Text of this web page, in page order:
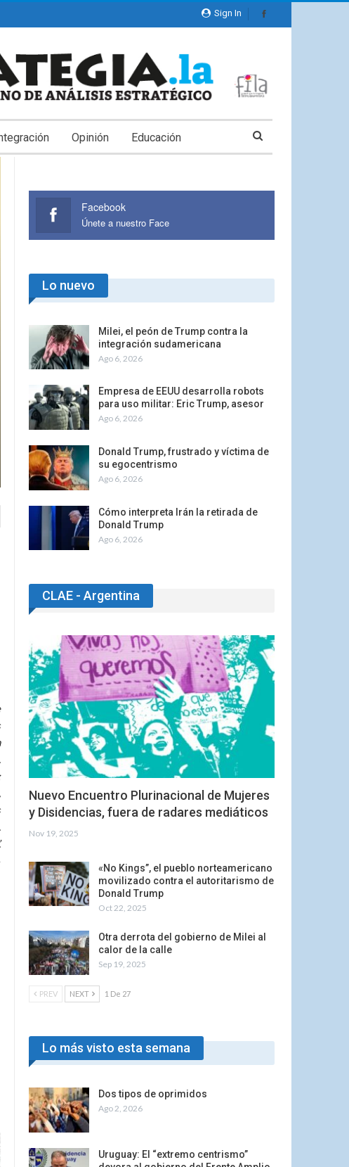
Sign In
Opinión Educación
Facebook
Únete a nuestro Face
Lo nuevo
Milei, el peón de Trump contra la
integración sudamericana
Ago 6, 2026
Empresa de EEUU desarrolla robots
para uso militar: Eric Trump, asesor
Ago 6, 2026
Donald Trump, frustrado y víctima de
su egocentrismo
Ago 6, 2026
Cómo interpreta Irán la retirada de
Donald Trump
Ago 6, 2026
CLAE - Argentina
Nuevo Encuentro Plurinacional de Mujeres
y Disidencias, fuera de radares mediáticos
Nov 19, 2025
«No Kings”, el pueblo norteamericano
movilizado contra el autoritarismo de
Donald Trump
Oct 22, 2025
Otra derrota del gobierno de Milei al
calor de la calle
Sep 19, 2025
PREV NEXT 1 De 27
Lo más visto esta semana
Dos tipos de oprimidos
Ago 2, 2026
Uruguay: El “extremo centrismo”